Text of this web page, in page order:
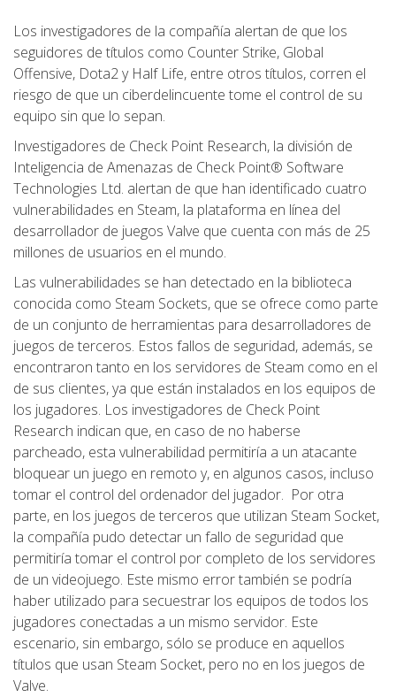
Los investigadores de la compañía alertan de que los
seguidores de títulos como Counter Strike, Global
Offensive, Dota2 y Half Life, entre otros títulos, corren el
riesgo de que un ciberdelincuente tome el control de su
equipo sin que lo sepan.
Investigadores de Check Point Research, la división de
Inteligencia de Amenazas de Check Point® Software
Technologies Ltd. alertan de que han identificado cuatro
vulnerabilidades en Steam, la plataforma en línea del
desarrollador de juegos Valve que cuenta con más de 25
millones de usuarios en el mundo.
Las vulnerabilidades se han detectado en la biblioteca
conocida como Steam Sockets, que se ofrece como parte
de un conjunto de herramientas para desarrolladores de
juegos de terceros. Estos fallos de seguridad, además, se
encontraron tanto en los servidores de Steam como en el
de sus clientes, ya que están instalados en los equipos de
los jugadores. Los investigadores de Check Point
Research indican que, en caso de no haberse
parcheado, esta vulnerabilidad permitiría a un atacante
bloquear un juego en remoto y, en algunos casos, incluso
tomar el control del ordenador del jugador. Por otra
parte, en los juegos de terceros que utilizan Steam Socket,
la compañía pudo detectar un fallo de seguridad que
permitiría tomar el control por completo de los servidores
de un videojuego. Este mismo error también se podría
haber utilizado para secuestrar los equipos de todos los
jugadores conectadas a un mismo servidor. Este
escenario, sin embargo, sólo se produce en aquellos
títulos que usan Steam Socket, pero no en los juegos de
Valve.